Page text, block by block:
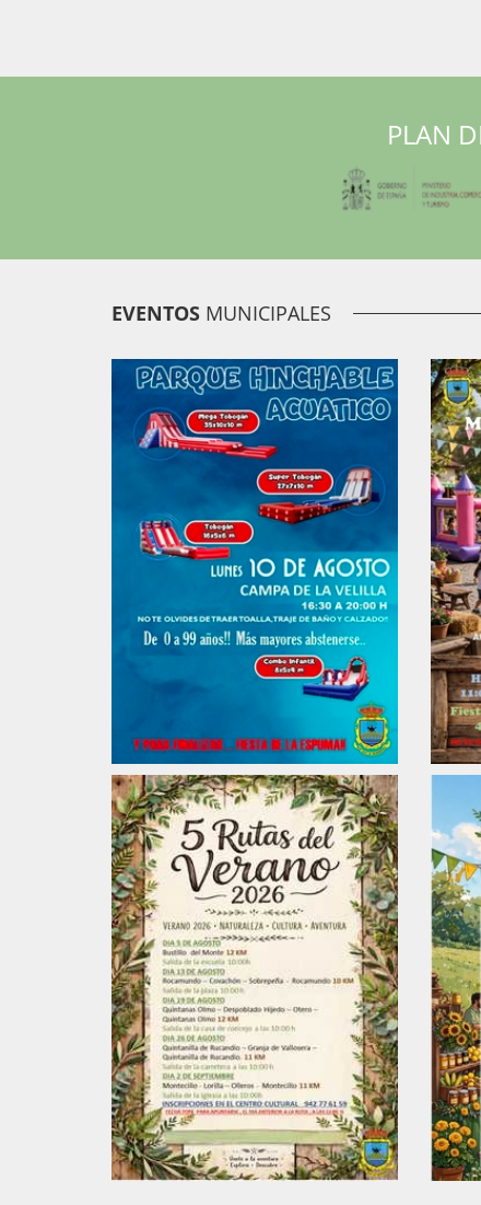
PLAN
EVENTOS MUNICIPALES